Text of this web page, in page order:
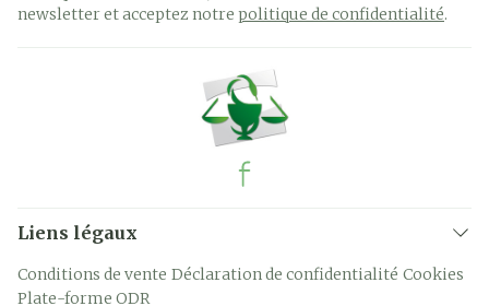
newsletter et acceptez notre politique de confidentialité.
Liens légaux
Conditions de vente Déclaration de confidentialité Cookies
Plate-forme ODR